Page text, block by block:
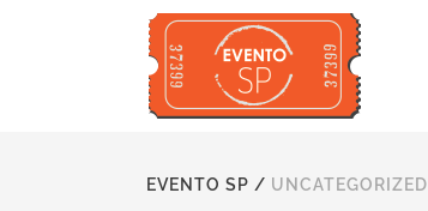
EVENTO SP / UNCATEGORIZED